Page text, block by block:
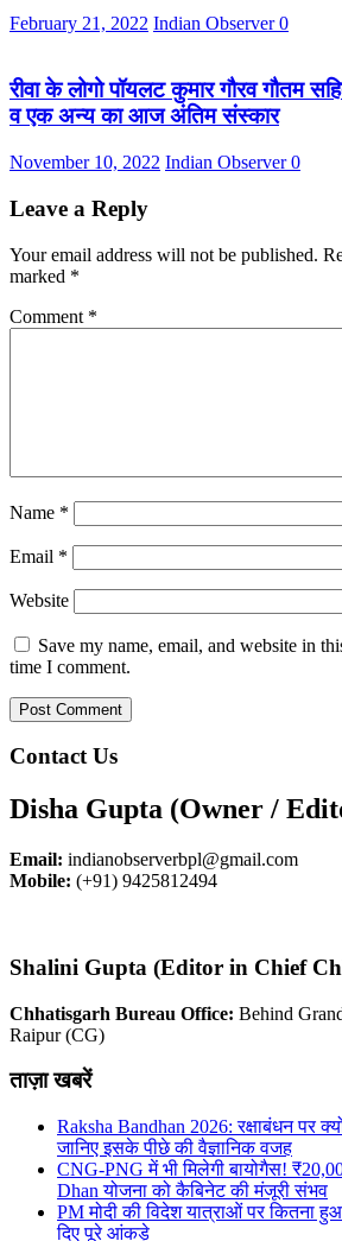
February 21, 2022 Indian Observer0
रीवा के लोगो पॉयलट कुमार गौरव गौतम
व एक अन्य का आज अंतिम संस्कार
November 10, 2022 Indian Observer0
Leave a Reply
Your email address will not be published.
marked *
Comment *
Name *
Email *
Website
Save my name, email, and website in
time I comment.
Contact Us
Disha Gupta (Owner /
Email: indianobserverbpl@gmail.com
Mobile: (+91) 9425812494
Shalini Gupta (Editor in Chief
Chhatisgarh Bureau Office: Behind
Raipur (CG)
ताज़ा खबरें
Raksha Bandhan 2026: रक्षाबंधन पर
जानिए इसके पीछे की वैज्ञानिक वजह
CNG-PNG में भी मिलेगी बायोगैस!
Dhan योजना को कैबिनेट की मंजूरी संभव
PM मोदी की विदेश यात्राओं पर कितना
दिए पूरे आंकड़े